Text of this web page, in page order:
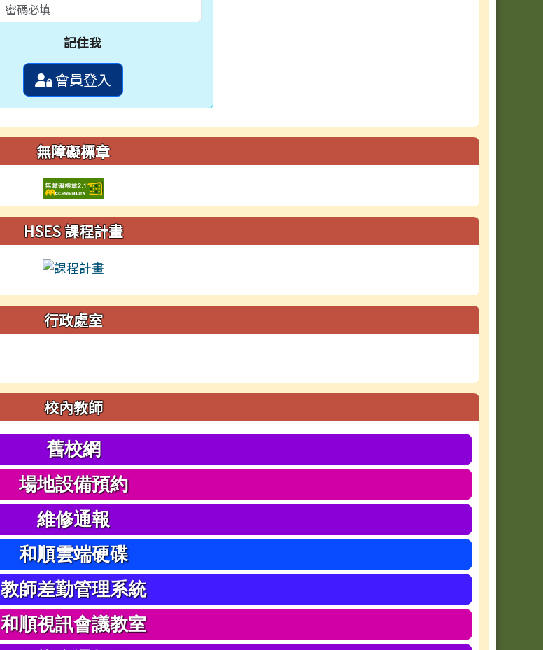
記住我
會員登入
無障礙標章
HSES 課程計畫
行政處室
校內教師
舊校網
場地設備預約
維修通報
和順雲端硬碟
教師差勤管理系統
和順視訊會議教室